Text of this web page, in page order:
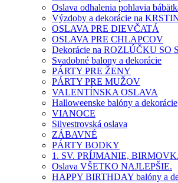
Oslava odhalenia pohlavia
Výzdoby a dekorácie na
OSLAVA PRE DIEVČATÁ
OSLAVA PRE CHLAPCOV
Dekorácie na ROZLÚČKU SO
Svadobné balony a dekorácie
PÁRTY PRE ŽENY
PÁRTY PRE MUŽOV
VALENTÍNSKA OSLAVA
Halloweenske balóny a dekorácie
VIANOCE
Silvestrovská oslava
ZÁBAVNÉ
PÁRTY BODKY
1. SV. PRÍJMANIE,
Oslava VŠETKO NAJLEPŠIE.
HAPPY BIRTHDAY balóny a